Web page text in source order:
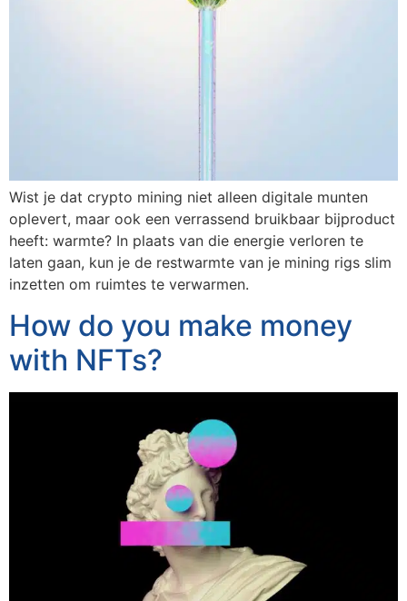
Wist je dat crypto mining niet alleen digitale munten
oplevert, maar ook een verrassend bruikbaar bijproduct
heeft: warmte? In plaats van die energie verloren te
laten gaan, kun je de restwarmte van je mining rigs slim
inzetten om ruimtes te verwarmen.
How do you make money
with NFTs?